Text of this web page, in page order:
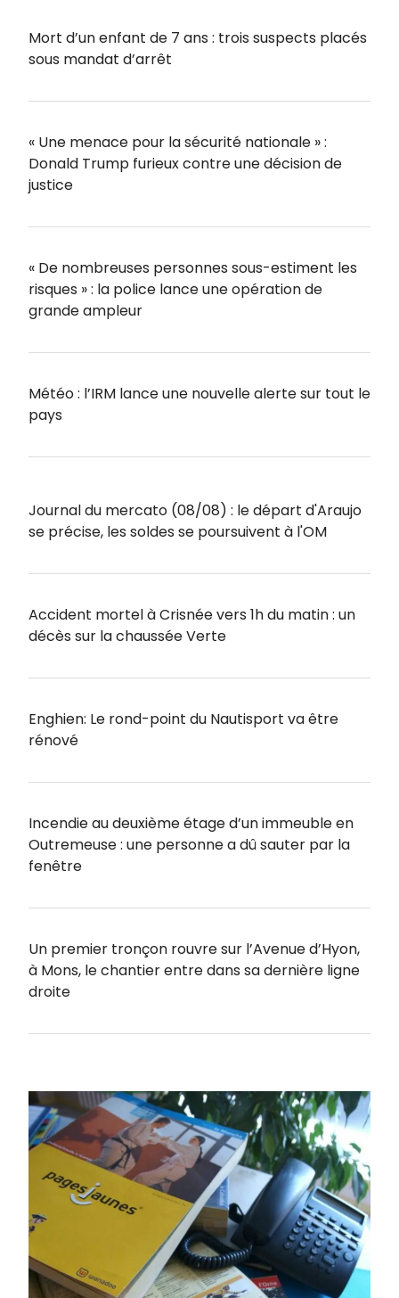
Mort d’un enfant de 7 ans : trois suspects placés
sous mandat d’arrêt
« Une menace pour la sécurité nationale » :
Donald Trump furieux contre une décision de
justice
« De nombreuses personnes sous-estiment les
risques » : la police lance une opération de
grande ampleur
Météo : l’IRM lance une nouvelle alerte sur tout le
pays
Journal du mercato (08/08) : le départ d'Araujo
se précise, les soldes se poursuivent à l'OM
Accident mortel à Crisnée vers 1h du matin : un
décès sur la chaussée Verte
Enghien: Le rond-point du Nautisport va être
rénové
Incendie au deuxième étage d’un immeuble en
Outremeuse : une personne a dû sauter par la
fenêtre
Un premier tronçon rouvre sur l’Avenue d’Hyon,
à Mons, le chantier entre dans sa dernière ligne
droite